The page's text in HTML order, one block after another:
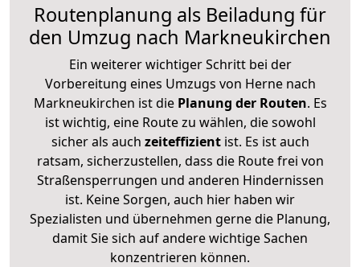
Routenplanung als Beiladung für
den Umzug nach Markneukirchen
Ein weiterer wichtiger Schritt bei der
Vorbereitung eines Umzugs von Herne nach
Markneukirchen ist diePlanung der Routen. Es
ist wichtig, eine Route zu wählen, die sowohl
sicher als auch zeiteffizientist. Es ist auch
ratsam, sicherzustellen, dass die Route frei von
Straßensperrungen und anderen Hindernissen
ist. Keine Sorgen, auch hier haben wir
Spezialisten und übernehmen gerne die Planung,
damit Sie sich auf andere wichtige Sachen
konzentrieren können.